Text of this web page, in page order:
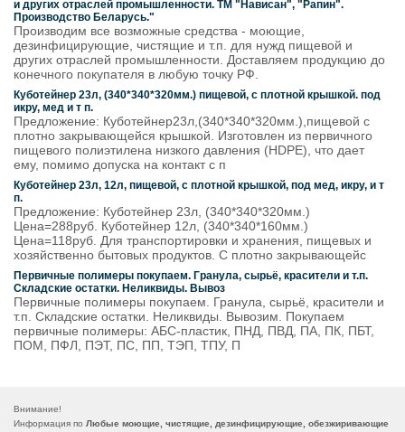
и других отраслей промышленности. ТМ "Нависан", "Рапин".
Производство Беларусь."
Производим все возможные средства - моющие,
дезинфицирующие, чистящие и т.п. для нужд пищевой и
других отраслей промышленности. Доставляем продукцию до
конечного покупателя в любую точку РФ.
Куботейнер 23л, (340*340*320мм.) пищевой, с плотной крышкой. под
икру, мед и т п.
Предложение: Куботейнер23л,(340*340*320мм.),пищевой с
плотно закрывающейся крышкой. Изготовлен из первичного
пищевого полиэтилена низкого давления (HDPE), что дает
ему, помимо допуска на контакт с п
Куботейнер 23л, 12л, пищевой, с плотной крышкой, под мед, икру, и т
п.
Предложение: Куботейнер 23л, (340*340*320мм.)
Цена=288руб. Куботейнер 12л, (340*340*160мм.)
Цена=118руб. Для транспортировки и хранения, пищевых и
хозяйственно бытовых продуктов. С плотно закрывающейс
Первичные полимеры покупаем. Гранула, сырьё, красители и т.п.
Складские остатки. Неликвиды. Вывоз
Первичные полимеры покупаем. Гранула, сырьё, красители и
т.п. Складские остатки. Неликвиды. Вывозим. Покупаем
первичные полимеры: АБС-пластик, ПНД, ПВД, ПА, ПК, ПБТ,
ПОМ, ПФЛ, ПЭТ, ПС, ПП, ТЭП, ТПУ, П
Внимание!
Информация по Любые моющие, чистящие, дезинфицирующие, обезжиривающие